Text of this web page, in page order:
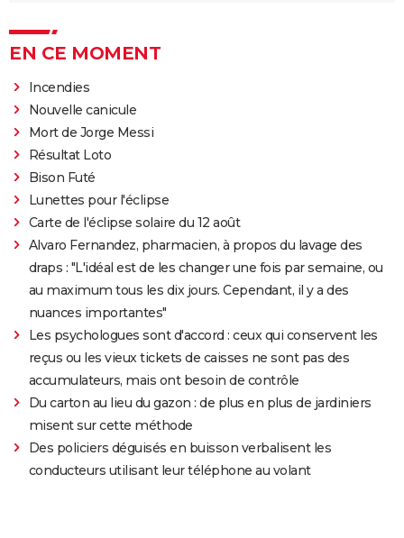
EN CE MOMENT
Incendies
Nouvelle canicule
Mort de Jorge Messi
Résultat Loto
Bison Futé
Lunettes pour l'éclipse
Carte de l'éclipse solaire du 12 août
Alvaro Fernandez, pharmacien, à propos du lavage des
draps : "L'idéal est de les changer une fois par semaine, ou
au maximum tous les dix jours. Cependant, il y a des
nuances importantes"
Les psychologues sont d'accord : ceux qui conservent les
reçus ou les vieux tickets de caisses ne sont pas des
accumulateurs, mais ont besoin de contrôle
Du carton au lieu du gazon : de plus en plus de jardiniers
misent sur cette méthode
Des policiers déguisés en buisson verbalisent les
conducteurs utilisant leur téléphone au volant